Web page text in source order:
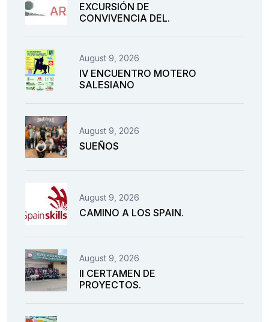
EXCURSIÓN DE
CONVIVENCIA DEL.
August 9, 2026
IV ENCUENTRO MOTERO
SALESIANO
August 9, 2026
SUEÑOS
August 9, 2026
CAMINO A LOS SPAIN.
August 9, 2026
II CERTAMEN DE
PROYECTOS.